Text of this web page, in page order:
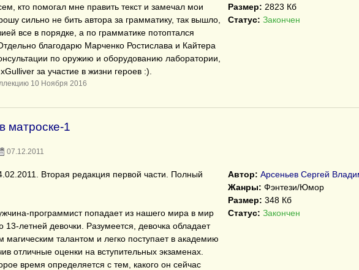
кто помогал мне править текст и замечал мои
сильно не бить автора за грамматику, так вышло,
все в порядке, а по грамматике потоптался
благодарю Марченко Ростислава и Кайтера
по оружию и оборудованию лаборатории,
за участие в жизни героев :).
10 Ноября 2016
Размер: 2823 Кб
Статус: Закончен
матроске-1
07.12.2011
Вторая редакция первой части. Полный
программист попадает из нашего мира в мир
13-летней девочки. Разумеется, девочка обладает
магическим талантом и легко поступает в академию
отличные оценки на вступительных экзаменах.
время определяется с тем, какого он сейчас
Автор: Арсеньев Сергей
Жанры: Фэнтези/Юмор
Размер: 348 Кб
Статус: Закончен